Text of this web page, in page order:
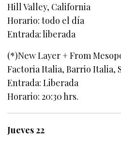
Hill Valley, California
Horario: todo el día
Entrada: liberada
(*)New Layer + From
Factoria Italia, Barrio Italia,
Entrada: Liberada
Horario: 20:30 hrs.
Jueves 22